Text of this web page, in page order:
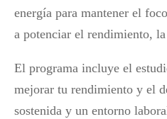
energía para mantener el
a potenciar el rendimiento,
El programa incluye el
mejorar tu rendimiento y el
sostenida y un entorno